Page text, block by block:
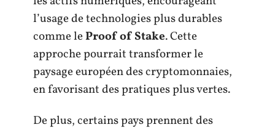
l’usage de technologies plus durables
comme leProof of Stake. Cette
approche pourrait transformer le
paysage européen des cryptomonnaies,
en favorisant des pratiques plus vertes.
De plus, certains pays prennent des